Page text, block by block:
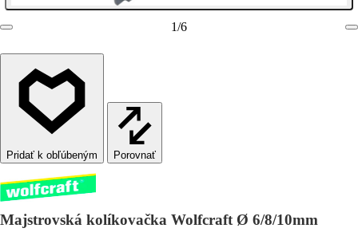
1/6
Porovnať
Majstrovská kolíkovačka Wolfcraft Ø 6/8/10mm